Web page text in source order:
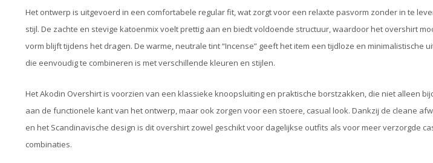
Het ontwerp is uitgevoerd in een comfortabele regular fit, wat zorgt voor een relaxte pasvorm zonder in te
stijl. De zachte en stevige katoenmix voelt prettig aan en biedt voldoende structuur, waardoor het overshirt
vorm blijft tijdens het dragen. De warme, neutrale tint “Incense” geeft het item een tijdloze en minimalistische
die eenvoudig te combineren is met verschillende kleuren en stijlen.
Het Akodin Overshirt is voorzien van een klassieke knoopsluiting en praktische borstzakken, die niet alleen
aan de functionele kant van het ontwerp, maar ook zorgen voor een stoere, casual look. Dankzij de cleane
en het Scandinavische design is dit overshirt zowel geschikt voor dagelijkse outfits als voor meer verzorgde
combinaties.